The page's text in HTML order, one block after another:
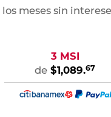
meses sin
3 MSI
de $1,089.67